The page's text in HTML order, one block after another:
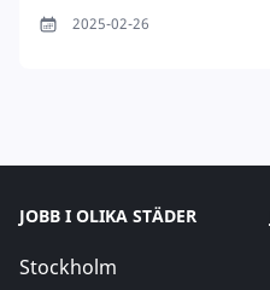
2025-02-26
JOBB I OLIKA STÄDER
Stockholm